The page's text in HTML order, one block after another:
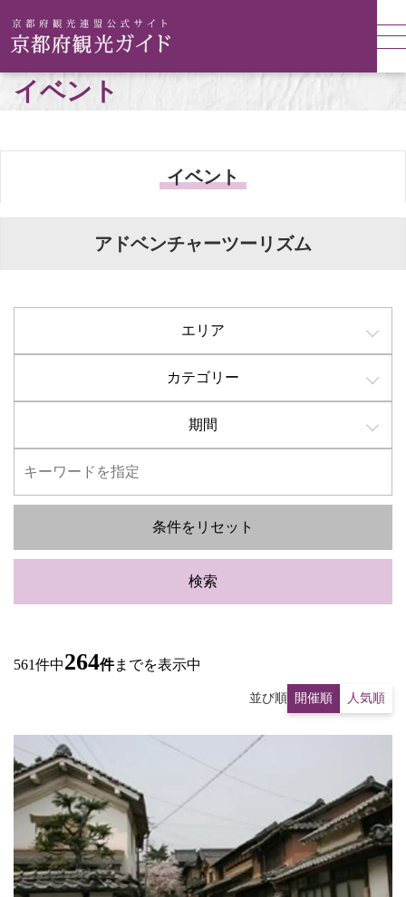
イベント
イベント
アドベンチャーツーリズム
エリア
カテゴリー
期間
条件をリセット
検索
561件中264件までを表示中
並び順 開催順 人気順